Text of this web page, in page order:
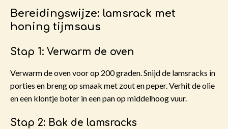
Bereidingswijze: lamsrack met
honing tijmsaus
Stap 1: Verwarm de oven
Verwarm de oven voor op 200 graden. Snijd de lamsracks in
porties en breng op smaak met zout en peper. Verhit de olie
en een klontje boter in een pan op middelhoog vuur.
Stap 2: Bak de lamsracks